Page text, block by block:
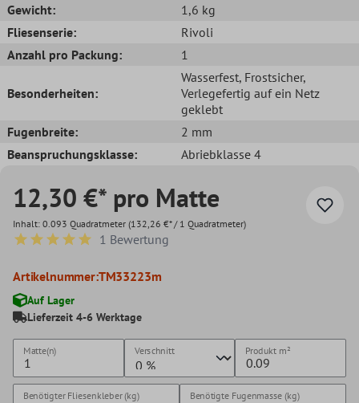
Gewicht:
1,6 kg
Fliesenserie:
Rivoli
Anzahl pro Packung:
1
Besonderheiten:
Wasserfest, Frostsicher,
Verlegefertig auf ein Netz
geklebt
Fugenbreite:
2 mm
Beanspruchungsklasse:
Abriebklasse 4
12,30 €* pro Matte
Inhalt: 0.093 Quadratmeter (132,26 €* / 1 Quadratmeter)
Durchschnittliche Bewertung von 5 von 5 Sternen
1 Bewertung
Artikelnummer:TM33223m
Auf Lager
Lieferzeit 4-6 Werktage
Matte(n) Verschnitt Produkt m²
Benötigter Fliesenkleber (kg) Benötigte Fugenmasse (kg)